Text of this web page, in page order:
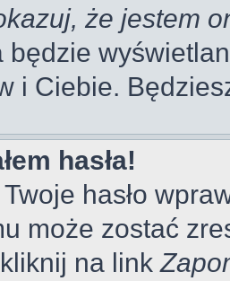
że jestem
będzie
i Ciebie.
hasła!
hasło
może zostać
na link